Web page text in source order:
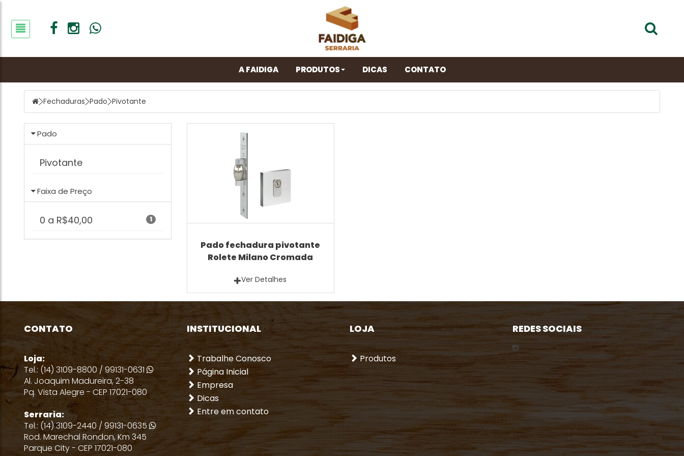
A FAIDIGA PRODUTOS DICAS CONTATO
Fechaduras Pado Pivotante
Pado
Pivotante
Faixa de Preço
0 a R$40,00 1
Pado fechadura pivotante
Rolete Milano Cromada
Ver Detalhes
CONTATO
Loja:
Tel.: (14) 3109-8800 / 99131-0631
Al. Joaquim Madureira, 2-38
Pq. Vista Alegre - CEP 17021-080
Serraria:
Tel.: (14) 3109-2440 / 99131-0635
Rod. Marechal Rondon, Km 345
Parque City - CEP 17021-080
INSTITUCIONAL
Trabalhe Conosco
Página Inicial
Empresa
Dicas
Entre em contato
LOJA
Produtos
REDES SOCIAIS
Atendimento via WhatsApp!
Olá! Seja bem vindo, estamos a
sua disposição. Fale com nossa
equipe.